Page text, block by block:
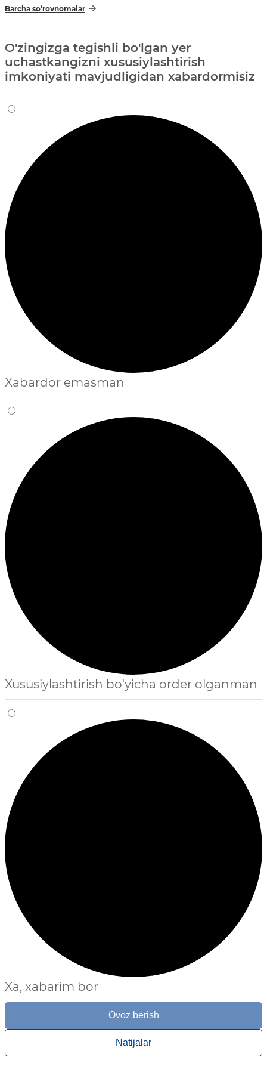
Barcha so‘rovnomalar
O'zingizga tegishli bo'lgan yer
uchastkangizni xususiylashtirish
imkoniyati mavjudligidan xabardormisiz
Xabardor emasman
Xususiylashtirish bo'yicha order olganman
Xa, xabarim bor
Ovoz berish
Natijalar